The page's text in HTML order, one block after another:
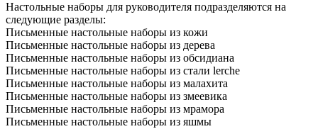
Настольные наборы для руководителя подразделяются на
следующие разделы:
Письменные настольные наборы из кожи
Письменные настольные наборы из дерева
Письменные настольные наборы из обсидиана
Письменные настольные наборы из стали lerche
Письменные настольные наборы из малахита
Письменные настольные наборы из змеевика
Письменные настольные наборы из мрамора
Письменные настольные наборы из яшмы